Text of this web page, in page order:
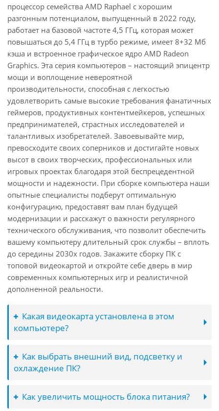
процессор семейства AMD Raphael с хорошим
разгонным потенциалом, выпущенный в 2022 году,
работает на базовой частоте 4,5 ГГц, которая может
повышаться до 5,4 ГГц в турбо режиме, имеет 8+32 Мб
кэша и встроенное графическое ядро AMD Radeon
Graphics. Эта серия компьютеров – настоящий эпицентр
мощи и воплощение невероятной
производительности, способная с легкостью
удовлетворить самые высокие требования фанатичных
геймеров, продуктивных контентмейкеров, успешных
предпринимателей, страстных исследователей и
талантливых изобретателей. Завоевывайте мир,
превосходите своих соперников и достигайте новых
высот в своих творческих, профессиональных или
игровых проектах благодаря этой беспрецедентной
мощности и надежности. При сборке компьютера наши
опытные специалисты подберут оптимальную
конфигурацию, предоставят вам план будущей
модернизации и расскажут о важности регулярного
технического обслуживания, что позволит обеспечить
вашему компьютеру длительный срок службы – вплоть
до середины 2030х годов. Закажите сборку ПК с
топовой видеокартой и откройте себе дверь в мир
современных компьютерных игр и реалистичной
дополненной реальности.
Какая видеокарта установлена в этом
компьютере?
Как выбрать внешний вид, подсветку и
охлаждение ПК?
Как увеличить мощность блока питания?